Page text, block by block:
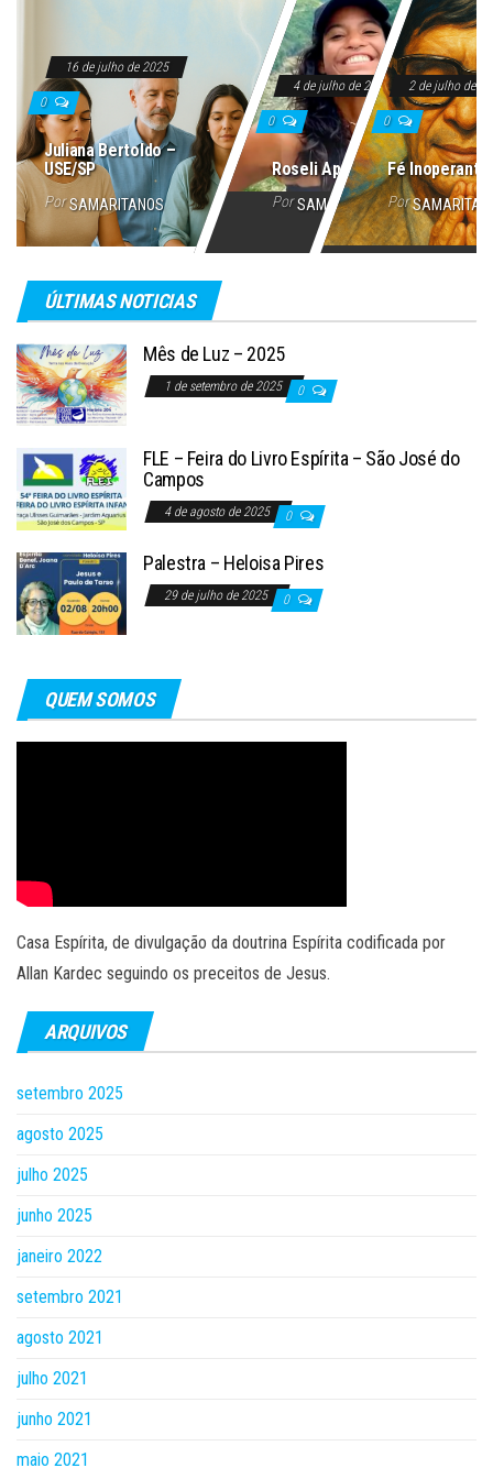
16 de julho de 2025
0
Juliana Bertoldo –
USE/SP
Por SAMARITANOS
4 de julho de 2025
0
Roseli Aparecida
Por SAMARITANOS
2 de julho de
0
Fé Inoperante
Por
ÚLTIMAS NOTICIAS
Mês de Luz – 2025
1 de setembro de 2025 0
FLE – Feira do Livro Espírita – São José do
Campos
4 de agosto de 2025 0
Palestra – Heloisa Pires
29 de julho de 2025 0
QUEM SOMOS
Casa Espírita, de divulgação da doutrina Espírita codificada por
Allan Kardec seguindo os preceitos de Jesus.
ARQUIVOS
setembro 2025
agosto 2025
julho 2025
junho 2025
janeiro 2022
setembro 2021
agosto 2021
julho 2021
junho 2021
maio 2021